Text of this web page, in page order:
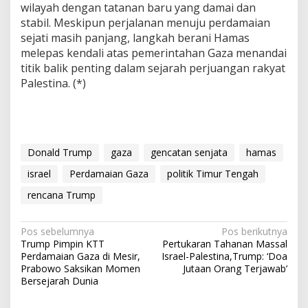
wilayah dengan tatanan baru yang damai dan
stabil. Meskipun perjalanan menuju perdamaian
sejati masih panjang, langkah berani Hamas
melepas kendali atas pemerintahan Gaza menandai
titik balik penting dalam sejarah perjuangan rakyat
Palestina. (*)
Donald Trump gaza gencatan senjata
hamas
israel
Perdamaian Gaza
politik Timur Tengah
rencana Trump
N
a
v
Pos sebelumnya
Trump Pimpin KTT
Perdamaian Gaza di Mesir,
Prabowo Saksikan Momen
Bersejarah Dunia
Pos berikutnya
Pertukaran Tahanan Massal
Israel-Palestina,Trump: ‘Doa
Jutaan Orang Terjawab’